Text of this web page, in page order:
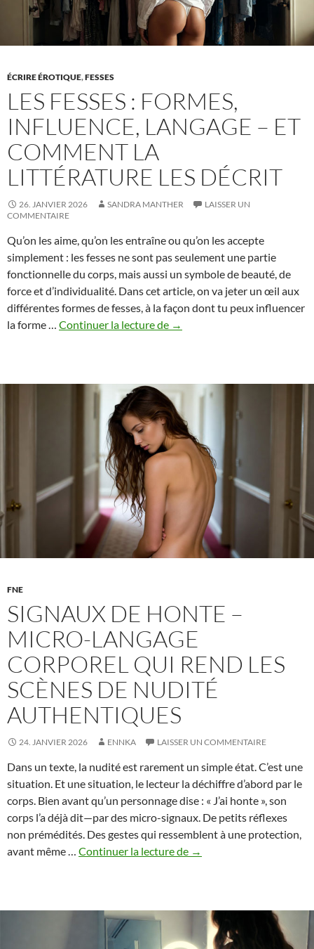
ÉCRIRE ÉROTIQUE,FESSES
LES FESSES : FORMES,
INFLUENCE, LANGAGE – ET
COMMENT LA
LITTÉRATURE LES DÉCRIT
26. JANVIER 2026 SANDRA MANTHER
LAISSER UN
COMMENTAIRE
Qu’on les aime, qu’on les entraîne ou qu’on les accepte
simplement : les fesses ne sont pas seulement une partie
fonctionnelle du corps, mais aussi un symbole de beauté, de
force et d’individualité. Dans cet article, on va jeter un œil aux
différentes formes de fesses, à la façon dont tu peux influencer
la forme … Continuer la lecture de Les
influence,
langage
–
et
comment
littérature
décrit
→
FNE
SIGNAUX DE HONTE –
MICRO-LANGAGE
CORPOREL QUI REND LES
SCÈNES DE NUDITÉ
AUTHENTIQUES
24. JANVIER 2026 ENNKA LAISSER UN COMMENTAIRE
Dans un texte, la nudité est rarement un simple état. C’est une
situation. Et une situation, le lecteur la déchiffre d’abord par le
corps. Bien avant qu’un personnage dise : « J’ai honte », son
corps l’a déjà dit—par des micro-signaux. De petits réflexes
non prémédités. Des gestes qui ressemblent à une protection,
avant même … Continuer la lecture de Signaux
micro-
langage
→